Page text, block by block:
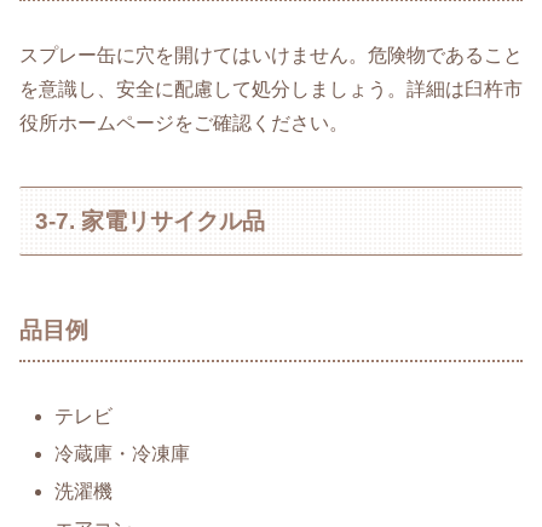
スプレー缶に穴を開けてはいけません。危険物であること
を意識し、安全に配慮して処分しましょう。詳細は臼杵市
役所ホームページをご確認ください。
3-7. 家電リサイクル品
品目例
テレビ
冷蔵庫・冷凍庫
洗濯機